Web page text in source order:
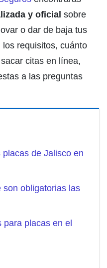
y oficial sobre
o dar de baja tus
los requisitos, cuánto
citas en línea,
a las preguntas
de Jalisco en
son obligatorias las
placas en el